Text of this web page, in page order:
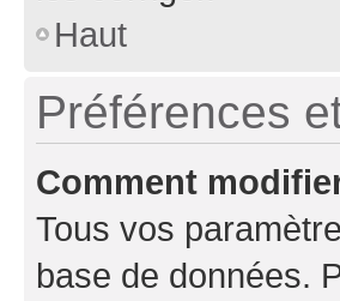
Haut
Préférences
Comment
Tous vos
base de données.